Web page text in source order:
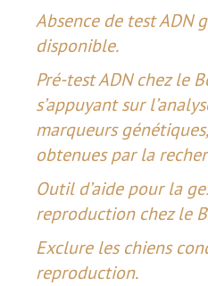
Absence de test ADN
disponible.
Pré-test ADN chez le
s’appuyant sur
marqueurs
obtenues par la
Outil d’aide pour la
reproduction chez le
Exclure les chiens
reproduction.